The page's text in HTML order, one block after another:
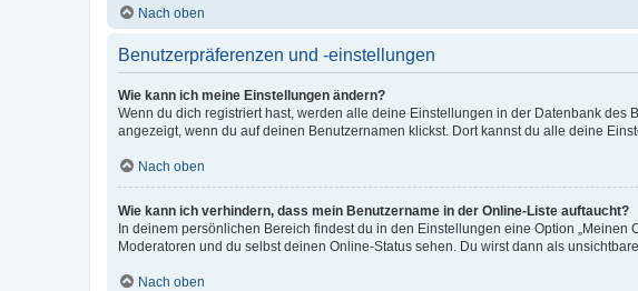
Nach oben
Benutzerpräferenzen und -einstellungen
Wie kann ich meine Einstellungen ändern?
Wenn du dich registriert hast, werden alle deine Einstellungen in der Datenbank des
angezeigt, wenn du auf deinen Benutzernamen klickst. Dort kannst du alle deine
Nach oben
Wie kann ich verhindern, dass mein Benutzername in der Online-Liste auftaucht?
In deinem persönlichen Bereich findest du in den Einstellungen eine Option
Moderatoren und du selbst deinen Online-Status sehen. Du wirst dann als
Nach oben